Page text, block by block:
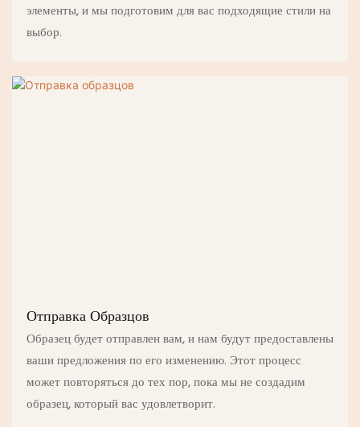
элементы, и мы подготовим для вас подходящие стили на
выбор.
Отправка Образцов
Образец будет отправлен вам, и нам будут предоставлены
ваши предложения по его изменению. Этот процесс
может повторяться до тех пор, пока мы не создадим
образец, который вас удовлетворит.